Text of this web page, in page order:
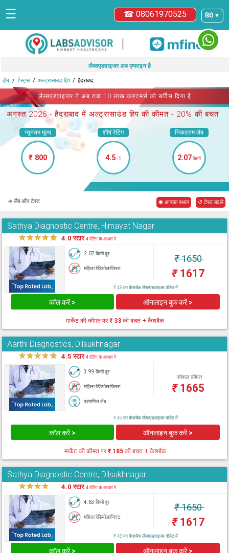
हिंदी ▼
☎ 08061970525
☰
|
लैब्सएडवाइजर अब एम्फाइन है
होम टेस्ट्स अल्ट्रासाउंड हिप हैदराबाद
लैब्सएडवाइजर ने अब तक 10 लाख कस्टमर्स को सर्विस दिया है
अगस्त 2026 -हैदराबाद में अल्ट्रासाउंड हिप की कीमत - 20% की बचत
न्यूनतम मूल्य
₹ 800
शीर्ष रेटिंग
4.5/5
निकटतम लैब
2.07 किमी
➜ लैब और टेस्ट ◉ आपका स्थान ↺ टेस्ट बदले
Sathya Diagnostic Centre, Himayat Nagar
★★★★★ 4.0 स्टार4 रेटिंग के आधार पे
2.07 किमी दूर
महिला रेडियोलाजिस्ट
₹1650
₹1617
₹ 48 का कैशबैक लैब्सएडवाइजर वॉलेट में
कॉल करें > ऑनलाइन बुक करें >
मार्केट की कीमत पर₹ 33 की बचत + कैशबैक
Aarthi Diagnostics, Dilsukhnagar
★★★★★ 4.5 स्टार4 रेटिंग के आधार पे
3.99 किमी दूर
महिला रेडियोलाजिस्ट
प्रमाणित लैब
स्पेशल कीमत
₹1665
₹ 49 का कैशबैक लैब्सएडवाइजर वॉलेट में
कॉल करें > ऑनलाइन बुक करें >
मार्केट की कीमत पर₹ 185की बचत + कैशबैक
Sathya Diagnostic Centre, Dilsukhnagar
★★★★ 4.0 स्टार4 रेटिंग के आधार पे
4.63 किमी दूर
महिला रेडियोलाजिस्ट
₹1650
₹1617
₹ 48 का कैशबैक लैब्सएडवाइजर वॉलेट में
कॉल करें > ऑनलाइन बुक करें >